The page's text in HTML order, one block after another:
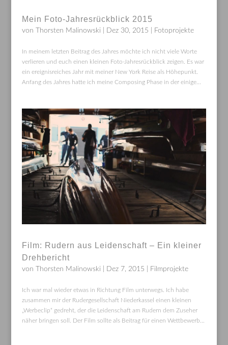
Mein Foto-Jahresrückblick 2015
von Thorsten Malinowski Dez 30, 2015 Fotoprojekte
In meinem letzten Beitrag des Jahres möchte ich nicht viele Worte
verlieren und euch einen kleinen Foto-Jahresrückblick zeigen. Es war
ein ereignisreiches Jahr mit meiner New York Reise als Höhepunkt.
Anfang des Jahres hatte ich meine Composing Phase in der einige...
Film: Rudern aus Leidenschaft – Ein kleiner
Drehbericht
von Thorsten Malinowski Dez 7, 2015 Filmprojekte
Ich war mal wieder etwas in Richtung Film unterwegs. Ich habe
zusammen mir der Rudergesellschaft Niederkassel einen kleinen
„Werbeclip“ gedreht, der die Leidenschaft am Rudern dem Zuseher
näher bringen soll. Der Film sollte als Beitrag für einen Wettbewerb...